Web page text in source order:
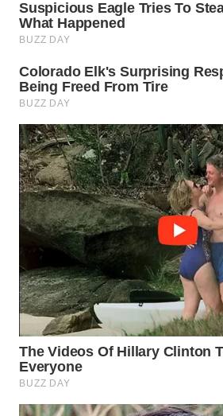
SULUT
MALUKU
MALUT
WN
DAIRI
WN
DANAU
TOBA
WN
NIAS
WN
LANGKAT